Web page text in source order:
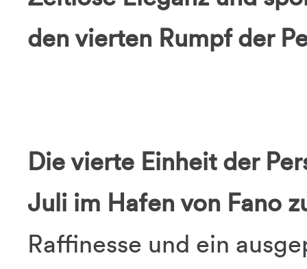
den vierten Rumpf der
Die vierte Einheit der
Juli im Hafen von Fano
Raffinesse und ein